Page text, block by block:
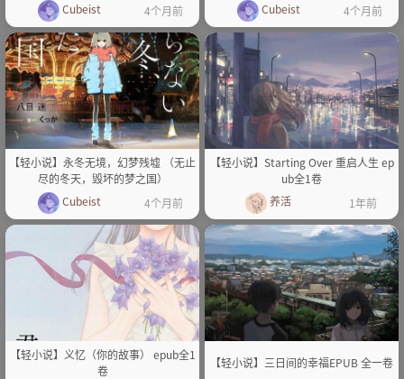
Cubeist
4个月前
Cubeist
4个月前
【轻小说】永冬无境，幻梦残墟 （无止
尽的冬天，毁坏的梦之国）
Cubeist
4个月前
【轻小说】Starting Over 重启人生 ep
ub全1卷
养活
1年前
【轻小说】义忆（你的故事） epub全1
卷
【轻小说】三日间的幸福EPUB 全一卷